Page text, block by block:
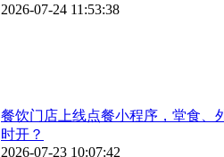
2026-07-24 11:53:38
餐饮门店上线点餐小程序，堂食、
时开？
2026-07-23 10:07:42